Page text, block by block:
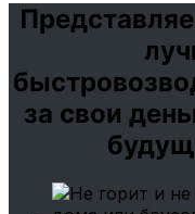
за свои